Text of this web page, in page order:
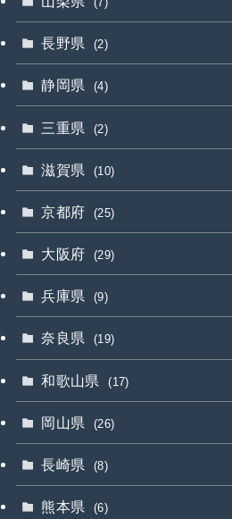
長野県 (2)
静岡県 (4)
三重県 (2)
滋賀県 (10)
京都府 (25)
大阪府 (29)
兵庫県 (9)
奈良県 (19)
和歌山県 (17)
岡山県 (26)
長崎県 (8)
熊本県 (6)